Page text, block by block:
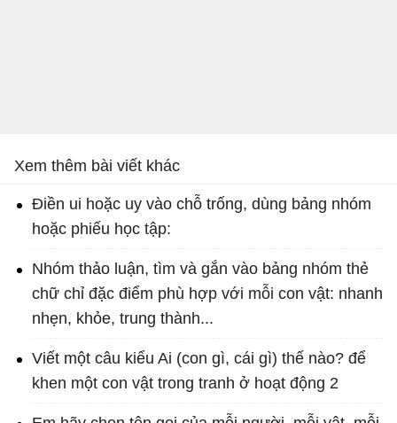
Xem thêm bài viết khác
Điền ui hoặc uy vào chỗ trống, dùng bảng nhóm
hoặc phiếu học tập:
Nhóm thảo luận, tìm và gắn vào bảng nhóm thẻ
chữ chỉ đặc điểm phù hợp với mỗi con vật: nhanh
nhẹn, khỏe, trung thành...
Viết một câu kiểu Ai (con gì, cái gì) thế nào? để
khen một con vật trong tranh ở hoạt động 2